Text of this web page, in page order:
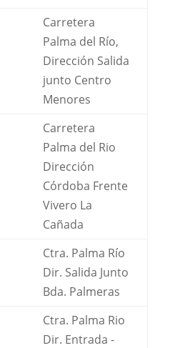
Carretera
Palma del Río,
Dirección Salida
junto Centro
Menores
Carretera
Palma del Rio
Dirección
Córdoba Frente
Vivero La
Cañada
Ctra. Palma Río
Dir. Salida Junto
Bda. Palmeras
Ctra. Palma Rio
Dir. Entrada -